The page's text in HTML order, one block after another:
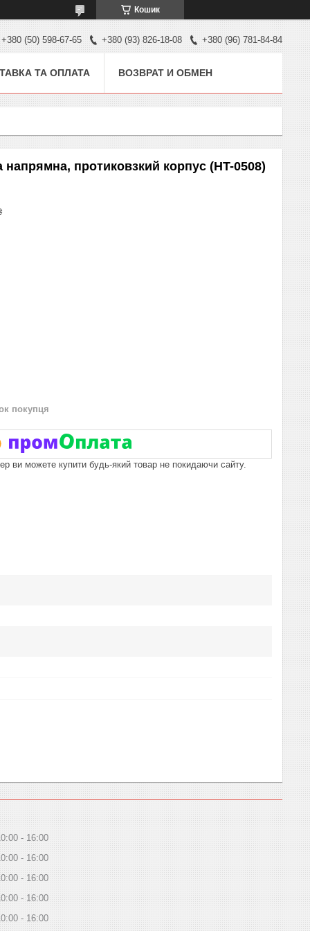
Кошик
+380 (50) 598-67-65 +380 (93) 826-18-08 +380 (96) 781-84-84
ТА ОПЛАТА ВОЗВРАТ И ОБМЕН
протиковзкий корпус (HT-0508)
покупця
ви можете купити будь-який товар не покидаючи сайту.
16:00
16:00
16:00
16:00
16:00